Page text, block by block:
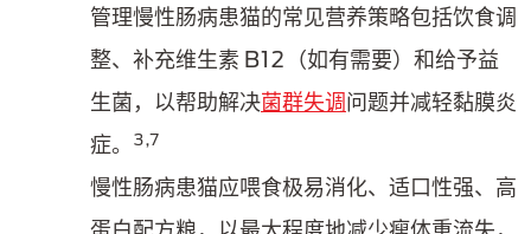
管理慢性肠病患猫的常见营养策略包括饮食调
整、补充维生素 B12（如有需要）和给予益
生菌，以帮助解决菌群失调问题并减轻黏膜炎
症。
3,7
慢性肠病患猫应喂食极易消化、适口性强、高